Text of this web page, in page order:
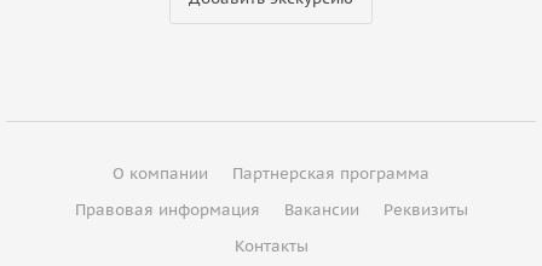
О компании
Партнерская программа
Правовая информация
Вакансии
Реквизиты
Контакты